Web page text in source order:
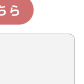
ら